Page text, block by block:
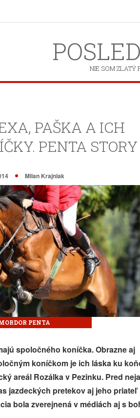
NIE SOM ZLATÝ
PAŠKA A ICH
PENTA STORY
Milan Krajniak
PENTA
spoločného koníčka. Obrazne aj
koníčkom je ich láska ku
areál Rozálka v Pezinku. Pred
jazdeckých pretekov aj jeho priateľ
bola zverejnená v médiách aj s